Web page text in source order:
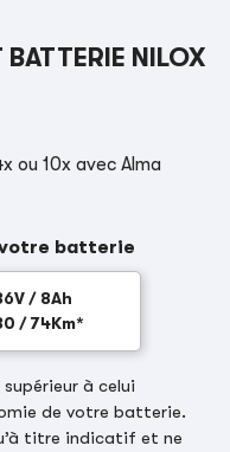
NILOX
ou 10x avec Alma
batterie
/ 8Ah
/ 74Km*
à celui
de votre batterie.
titre indicatif et ne